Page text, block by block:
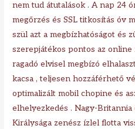
nem tud átutalások . A nap 24
megőrzés és SSL titkosítás óv
szül azt a megbízhatóságot és
szerepjátékos pontos az online
ragadó elvisel megbízó
kacsa , teljesen hozzáférhető
optimalizált mobil chopine és
elhelyezkedés . Nagy-Britannia
Királysága zenész ízlel flotta